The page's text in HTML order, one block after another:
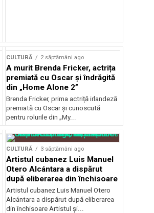
CULTURĂ 2 săptămâni ago
A murit Brenda Fricker, actrița
premiată cu Oscar și îndrăgită
din „Home Alone 2”
Brenda Fricker, prima actriță irlandeză
premiată cu Oscar și cunoscută
pentru rolurile din „My...
CULTURĂ 3 săptămâni ago
Artistul cubanez Luis Manuel
Otero Alcántara a dispărut
după eliberarea din închisoare
Artistul cubanez Luis Manuel Otero
Alcántara a dispărut după eliberarea
din închisoare Artistul și...